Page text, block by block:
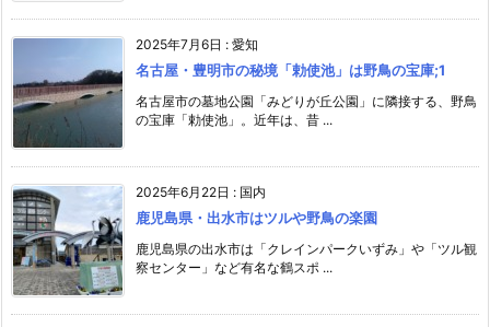
2025年7月6日 : 愛知
名古屋・豊明市の秘境「勅使池」は野鳥の宝庫;1
名古屋市の墓地公園「みどりが丘公園」に隣接する、野鳥
の宝庫「勅使池」。近年は、昔 ...
2025年6月22日 : 国内
鹿児島県・出水市はツルや野鳥の楽園
鹿児島県の出水市は「クレインパークいずみ」や「ツル観
察センター」など有名な鶴スポ ...